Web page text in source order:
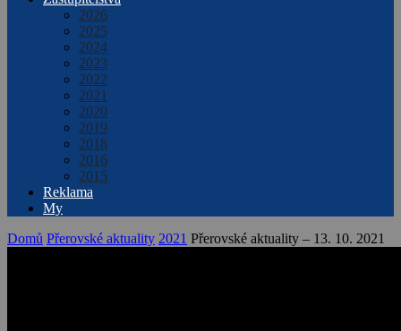
2026
2025
2024
2023
2022
2021
2020
2019
2018
2016
2015
Reklama
My
Domů Přerovské aktuality 2021 Přerovské aktuality – 13. 10. 2021